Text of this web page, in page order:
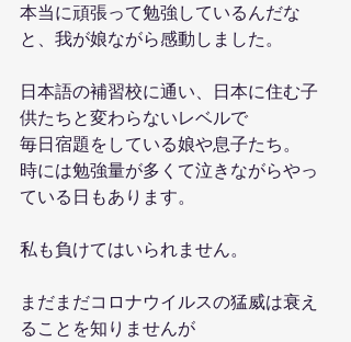
本当に頑張って勉強しているんだな
と、我が娘ながら感動しました。
日本語の補習校に通い、日本に住む子
供たちと変わらないレベルで
毎日宿題をしている娘や息子たち。
時には勉強量が多くて泣きながらやっ
ている日もあります。
私も負けてはいられません。
まだまだコロナウイルスの猛威は衰え
ることを知りませんが